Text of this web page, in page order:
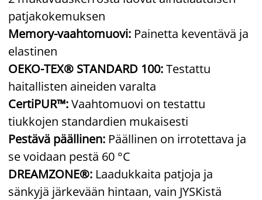
patjakokemuksen
Memory-vaahtomuovi: Painetta keventävä ja
elastinen
OEKO-TEX® STANDARD 100:Testattu
haitallisten aineiden varalta
CertiPUR™:Vaahtomuovi on testattu
tiukkojen standardien mukaisesti
Pestävä päällinen: Päällinen on irrotettava ja
se voidaan pestä 60 °C
DREAMZONE®: Laadukkaita patjoja ja
sänkyjä järkevään hintaan, vain JYSKistä